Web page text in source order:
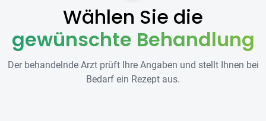
Wählen Sie die
gewünschte Behandlung
Der behandelnde Arzt prüft Ihre Angaben und stellt Ihnen bei
Bedarf ein Rezept aus.